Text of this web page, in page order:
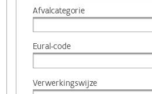
Afvalcategorie
Eural-code
Verwerkingswijze